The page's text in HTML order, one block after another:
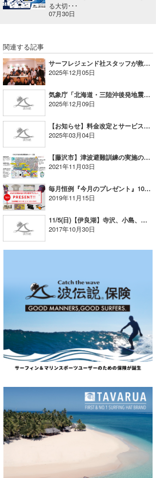
る大切･･･
07月30日
関連する記事
サーフレジェンド社スタッフが救命講習を受講しました
2025年12月05日
気象庁「北海道・三陸沖後発地震注意情報」発表に伴うお知らせ
2025年12月09日
【お知らせ】料金改定とサービス強化、利用規約変更のお知らせ
2025年03月04日
【藤沢市】津波避難訓練の実施のお知らせ、11/7（日）
2021年11月03日
毎月恒例『今月のプレゼント』10月度当選者発表！
2019年11月15日
11/5(日)【伊良湖】寺沢、小島、細谷ポイントにてビーチクリーン・津波避難訓練の開催
2017年10月30日
banpaku
Mr.K
chappy
Romisea